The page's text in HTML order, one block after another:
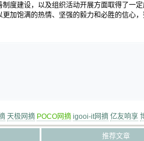
建设，以及组织活动开展方面取得了一
加饱满的热情、坚强的毅力和必胜的信心
天极网摘 POCO网摘 igooi-it网摘 亿友响享
推荐文章